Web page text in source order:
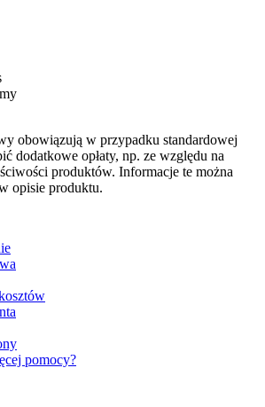
obowiązują w przypadku standardowej
dodatkowe opłaty, np. ze względu na
produktów. Informacje te można
opisie produktu.
pomocy?